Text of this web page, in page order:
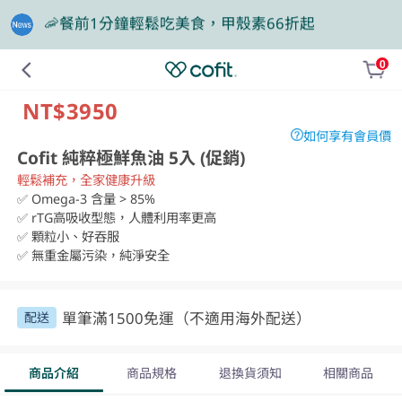
🎁買大餐包送蛋白飲，滿額再抽豪華住宿券
❤️老爸我來守護，專區商品任2件88折 0
NT$3950
如何享有會員價
Cofit 純粹極鮮魚油 5入 (促銷)
輕鬆補充，全家健康升級
✅ Omega-3 含量 > 85%
✅ rTG高吸收型態，人體利用率更高
✅ 顆粒小、好吞服
✅ 無重金屬污染，純淨安全
配送 單筆滿1500免運（不適用海外配送）
商品介紹 商品規格 退換貨須知 相關商品